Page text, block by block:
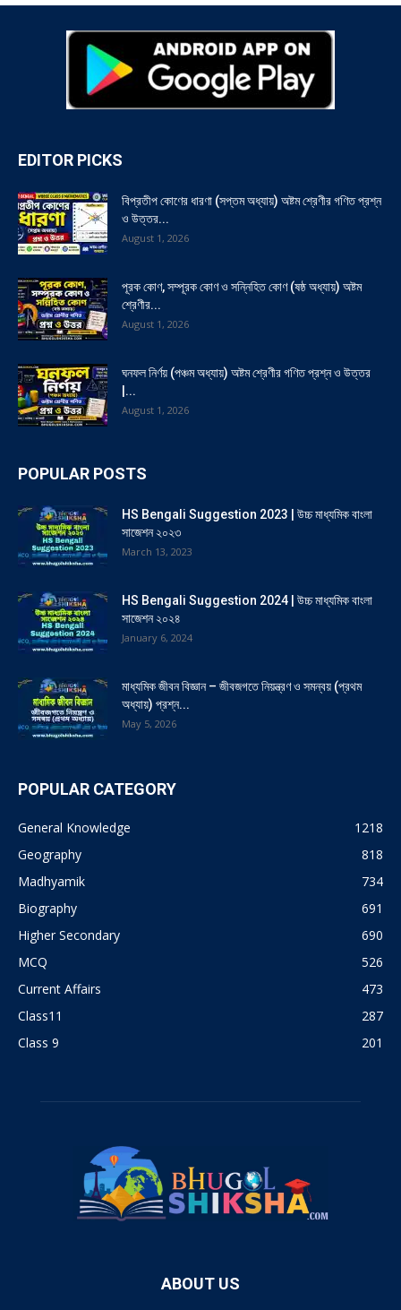
EDITOR PICKS
বিপ্রতীপ কোণের ধারণা (সপ্তম অধ্যায়) অষ্টম শ্রেণীর গণিত প্রশ্ন
ও উত্তর...
August 1, 2026
পূরক কোণ, সম্পূরক কোণ ও সন্নিহিত কোণ (ষষ্ঠ অধ্যায়) অষ্টম
শ্রেণীর...
August 1, 2026
ঘনফল নির্ণয় (পঞ্চম অধ্যায়) অষ্টম শ্রেণীর গণিত প্রশ্ন ও উত্তর
|...
August 1, 2026
POPULAR POSTS
HS Bengali Suggestion 2023 | উচ্চ মাধ্যমিক বাংলা
সাজেশন ২০২৩
March 13, 2023
HS Bengali Suggestion 2024 | উচ্চ মাধ্যমিক বাংলা
সাজেশন ২০২৪
January 6, 2024
মাধ্যমিক জীবন বিজ্ঞান – জীবজগতে নিয়ন্ত্রণ ও সমন্বয় (প্রথম
অধ্যায়) প্রশ্ন...
May 5, 2026
POPULAR CATEGORY
General Knowledge
1218
Geography
818
Madhyamik
734
Biography
691
Higher Secondary
690
MCQ
526
Current Affairs
473
Class11
287
Class 9
201
ABOUT US